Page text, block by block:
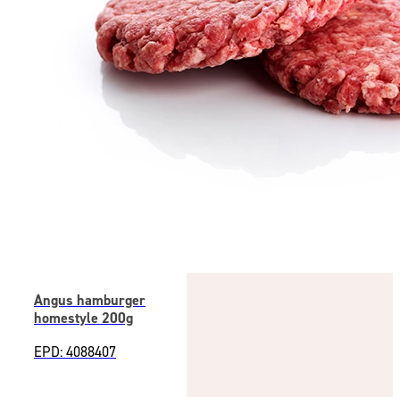
Angus hamburger
homestyle 200g
EPD: 4088407